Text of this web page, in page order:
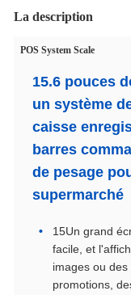
La description
POS System Scale
15.6 pouces
un système
caisse
barres
de pesage
supermarché
15Un grand
facile, et
images ou
promotions,